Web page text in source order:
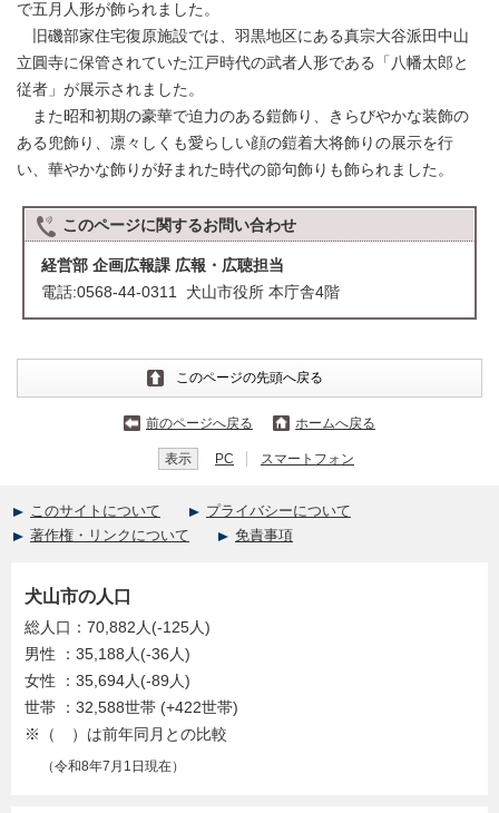
で五月人形が飾られました。
旧磯部家住宅復原施設では、羽黒地区にある真宗大谷派田中山
立圓寺に保管されていた江戸時代の武者人形である「八幡太郎と
従者」が展示されました。
また昭和初期の豪華で迫力のある鎧飾り、きらびやかな装飾の
ある兜飾り、凛々しくも愛らしい顔の鎧着大将飾りの展示を行
い、華やかな飾りが好まれた時代の節句飾りも飾られました。
このページに関するお問い合わせ
経営部 企画広報課 広報・広聴担当
電話:0568-44-0311 犬山市役所 本庁舎4階
このページの先頭へ戻る
前のページへ戻る ホームへ戻る
表示 PC スマートフォン
このサイトについて
プライバシーについて
著作権・リンクについて
免責事項
犬山市の人口
総人口：70,882人(-125人)
男性 ：35,188人(-36人)
女性 ：35,694人(-89人)
世帯 ：32,588世帯 (+422世帯)
※（ ）は前年同月との比較
（令和8年7月1日現在）